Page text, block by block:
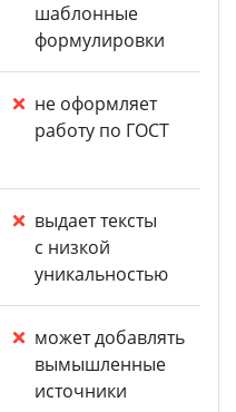
шаблонные
формулировки
не оформляет
работу по ГОСТ
выдает тексты
с низкой
уникальностью
может добавлять
вымышленные
источники